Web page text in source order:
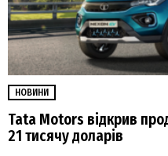
НОВИНИ
Tata Motors відкрив
21 тисячу доларів